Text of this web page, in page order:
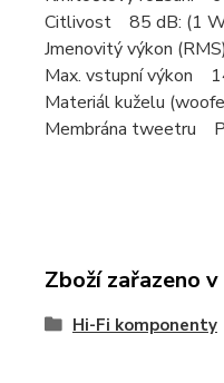
Citlivost 85 dB: (1
Jmenovitý výkon
Max. vstupní výkon
Materiál kuželu
Membrána tweetru
Zboží zařazeno
Hi-Fi komponenty